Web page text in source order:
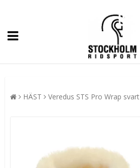
HÄST Veredus STS Pro Wrap svart